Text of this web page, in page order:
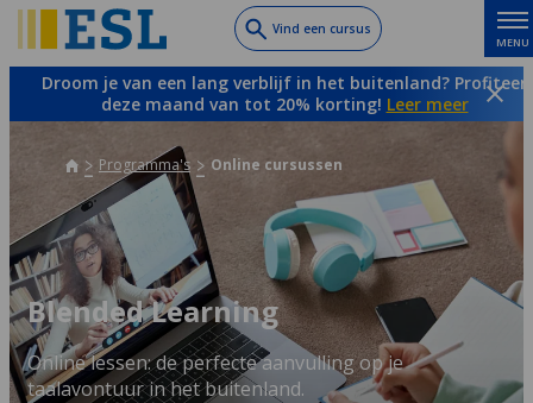
to
main
Vind een cursus
MENU
Droom je van een lang verblijf in het buitenland? Profiteer
deze maand van tot 20% korting! Leer meer
Programma's Online cursussen
Blended Learning
Online lessen: de perfecte aanvulling op je
taalavontuur in het buitenland.